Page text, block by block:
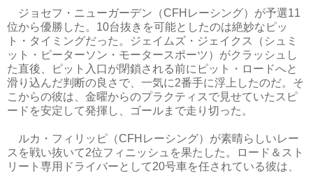
ジョセフ・ニューガーデン（CFHレーシング）が予選11
位から優勝した。10台抜きを可能としたのは絶妙なピッ
ト・タイミングだった。ジェイムズ・ジェイクス（シュミ
ット・ピーターソン・モータースポーツ）がクラッシュし
た直後、ピット入口が閉鎖される前にピット・ロードへと
滑り込んだ判断の良さで、一気に2番手に浮上したのだ。そ
こからの彼は、金曜からのプラクティスで見せていたスピ
ードを安定して発揮し、ゴールまで走り切った。
ルカ・フィリッピ（CFHレーシング）が素晴らしいレー
スを戦い抜いて2位フィニッシュを果たした。ロード＆スト
リート専用ドライバーとして20号車を任されている彼は、